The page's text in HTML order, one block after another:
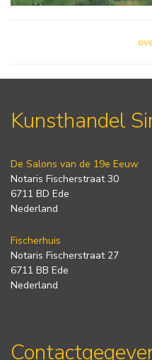
Kunsthandel
De Salons van de 19e Eeuw
Notaris Fischerstraat 30
6711 BD Ede
Nederland
Fischerhuis
Notaris Fischerstraat 27
6711 BB Ede
Nederland